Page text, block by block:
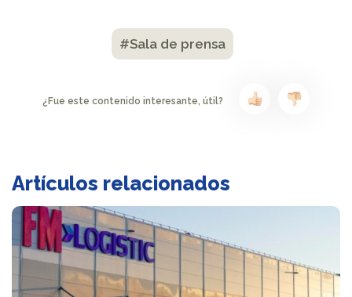
#Sala de prensa
¿Fue este contenido interesante, útil?
Artículos relacionados